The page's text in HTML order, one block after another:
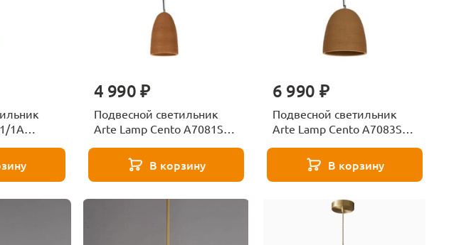
1A
4 990 ₽
Подвесной светильник
Arte Lamp Cento A7081SP-
В корзину
6 990 ₽
Подвесной светильник
Arte Lamp Cento A7083SP-
В корзину